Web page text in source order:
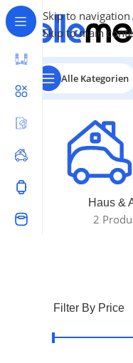
Skip to navigation
Skip to main
Alle Kategorien
Start/Produkte
Haus &
2
Filter By Price